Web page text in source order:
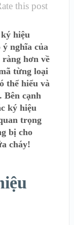
this post
hiệu
nghĩa của
hơn về
từng loại
thể hiểu và
Bên cạnh
ký hiệu
trọng
bị cho
cháy!